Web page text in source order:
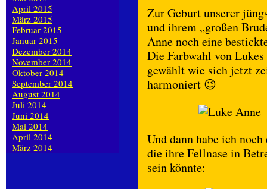
Zur Geburt unserer
und ihrem „großen
Anne noch eine
Die Farbwahl von
gewählt wie sich jetzt
harmoniert 😉
Und dann habe ich
die ihre Fellnase in
sein könnte:
April 2015
März 2015
Februar 2015
Januar 2015
Dezember 2014
November 2014
Oktober 2014
September 2014
August 2014
Juli 2014
Juni 2014
Mai 2014
April 2014
März 2014